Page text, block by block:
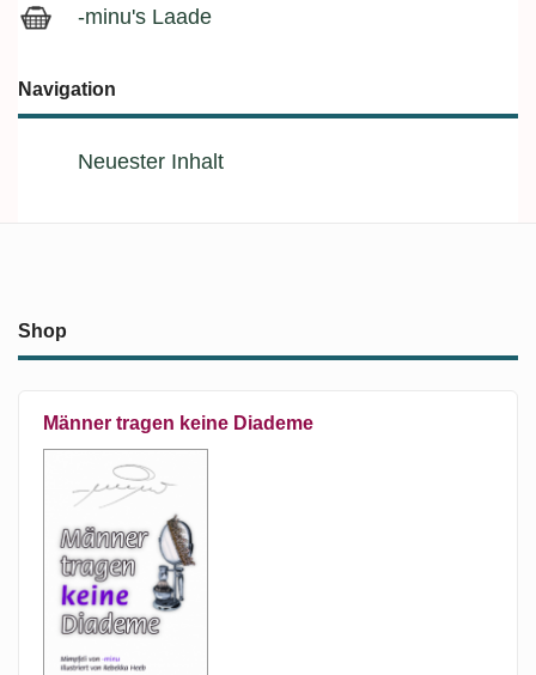
-minu's Laade
Navigation
Neuester Inhalt
Shop
Männer tragen keine Diademe